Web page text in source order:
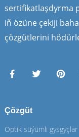
sertifikatlaşdyrma
iň özüne çekiji
çözgütlerini
Çözgüt
Optik süýümli gysgyçlar